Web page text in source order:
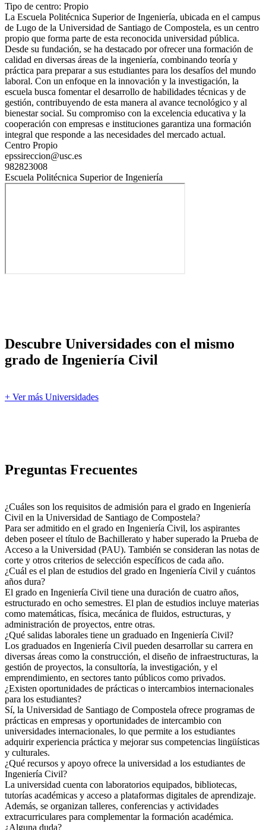
Tipo de centro: Propio
La Escuela Politécnica Superior de Ingeniería, ubicada en el campus
de Lugo de la Universidad de Santiago de Compostela, es un centro
propio que forma parte de esta reconocida universidad pública.
Desde su fundación, se ha destacado por ofrecer una formación de
calidad en diversas áreas de la ingeniería, combinando teoría y
práctica para preparar a sus estudiantes para los desafíos del mundo
laboral. Con un enfoque en la innovación y la investigación, la
escuela busca fomentar el desarrollo de habilidades técnicas y de
gestión, contribuyendo de esta manera al avance tecnológico y al
bienestar social. Su compromiso con la excelencia educativa y la
cooperación con empresas e instituciones garantiza una formación
integral que responde a las necesidades del mercado actual.
Centro Propio
epssireccion@usc.es
982823008
Escuela Politécnica Superior de Ingeniería
Descubre Universidades con el mismo
grado de Ingeniería Civil
+ Ver más Universidades
Preguntas Frecuentes
¿Cuáles son los requisitos de admisión para el grado en Ingeniería
Civil en la Universidad de Santiago de Compostela?
Para ser admitido en el grado en Ingeniería Civil, los aspirantes
deben poseer el título de Bachillerato y haber superado la Prueba de
Acceso a la Universidad (PAU). También se consideran las notas de
corte y otros criterios de selección específicos de cada año.
¿Cuál es el plan de estudios del grado en Ingeniería Civil y cuántos
años dura?
El grado en Ingeniería Civil tiene una duración de cuatro años,
estructurado en ocho semestres. El plan de estudios incluye materias
como matemáticas, física, mecánica de fluidos, estructuras, y
administración de proyectos, entre otras.
¿Qué salidas laborales tiene un graduado en Ingeniería Civil?
Los graduados en Ingeniería Civil pueden desarrollar su carrera en
diversas áreas como la construcción, el diseño de infraestructuras, la
gestión de proyectos, la consultoría, la investigación, y el
emprendimiento, en sectores tanto públicos como privados.
¿Existen oportunidades de prácticas o intercambios internacionales
para los estudiantes?
Sí, la Universidad de Santiago de Compostela ofrece programas de
prácticas en empresas y oportunidades de intercambio con
universidades internacionales, lo que permite a los estudiantes
adquirir experiencia práctica y mejorar sus competencias lingüísticas
y culturales.
¿Qué recursos y apoyo ofrece la universidad a los estudiantes de
Ingeniería Civil?
La universidad cuenta con laboratorios equipados, bibliotecas,
tutorías académicas y acceso a plataformas digitales de aprendizaje.
Además, se organizan talleres, conferencias y actividades
extracurriculares para complementar la formación académica.
¿Alguna duda?